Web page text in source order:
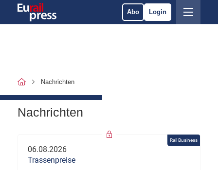
Abo Login
Nachrichten
Nachrichten
Rail Business
06.08.2026
Trassenpreise